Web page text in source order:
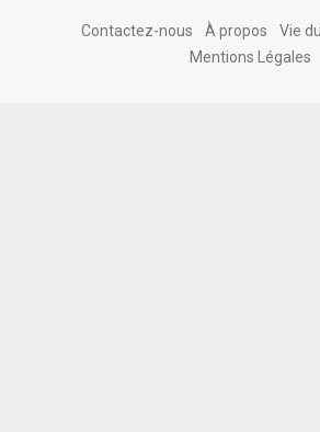
Contactez-nous À propos Vie
Mentions Légales